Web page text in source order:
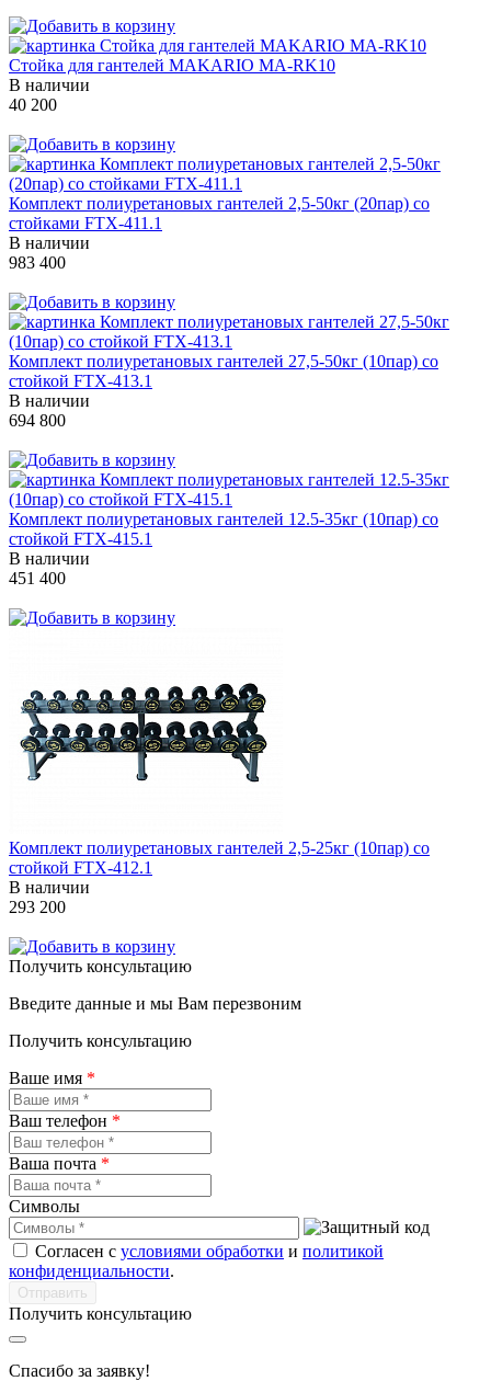
Стойка для гантелей MAKARIO MA-RK10
В наличии
40 200
Комплект полиуретановых гантелей 2,5-50кг (20пар) со
стойками FTX-411.1
В наличии
983 400
Комплект полиуретановых гантелей 27,5-50кг (10пар) со
стойкой FTX-413.1
В наличии
694 800
Комплект полиуретановых гантелей 12.5-35кг (10пар) со
стойкой FTX-415.1
В наличии
451 400
Комплект полиуретановых гантелей 2,5-25кг (10пар) со
стойкой FTX-412.1
В наличии
293 200
Получить консультацию
Введите данные и мы Вам перезвоним
Получить консультацию
Ваше имя *
Ваш телефон *
Ваша почта *
Символы
Согласен с условиями обработки и политикой
конфиденциальности.
Получить консультацию
Спасибо за заявку!